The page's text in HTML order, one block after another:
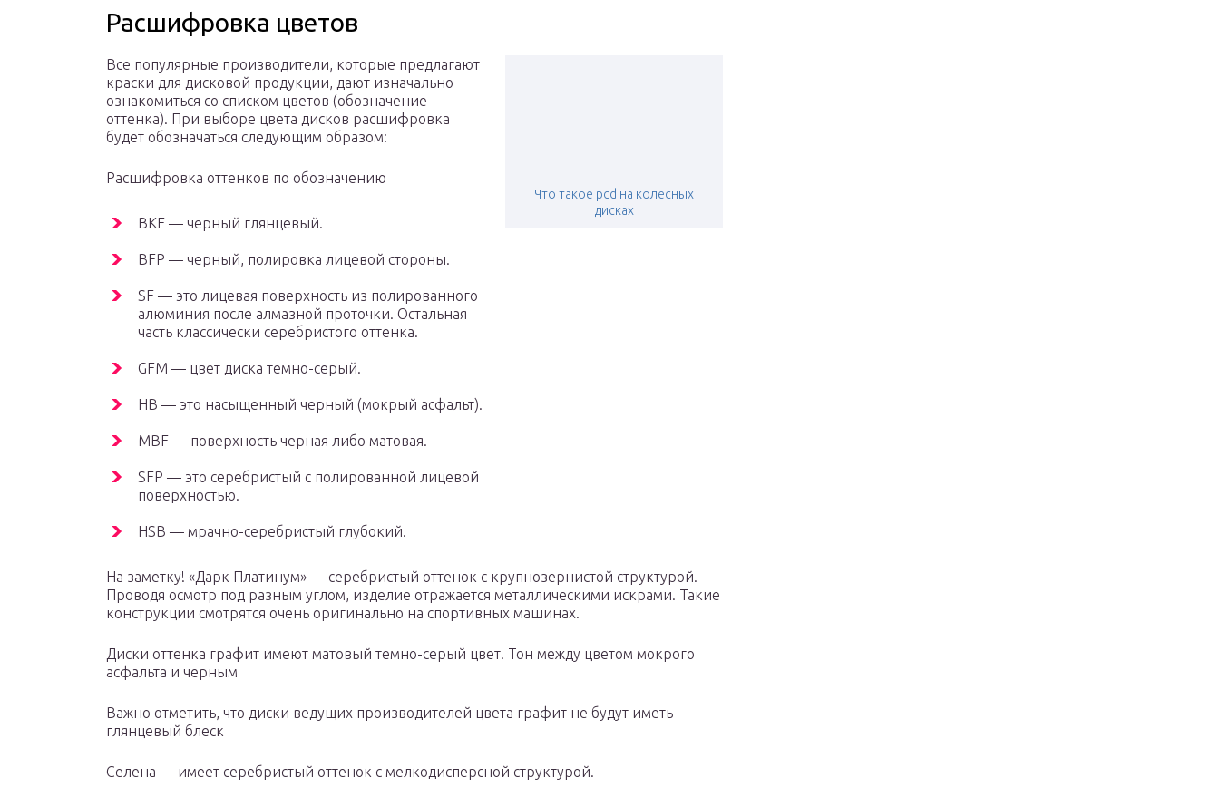
Расшифровка цветов
Что такое pcd на колесных
дисках
Все популярные производители, которые предлагают
краски для дисковой продукции, дают изначально
ознакомиться со списком цветов (обозначение
оттенка). При выборе цвета дисков расшифровка
будет обозначаться следующим образом:
Расшифровка оттенков по обозначению
BKF — черный глянцевый.
BFP — черный, полировка лицевой стороны.
SF — это лицевая поверхность из полированного
алюминия после алмазной проточки. Остальная
часть классически серебристого оттенка.
GFM — цвет диска темно-серый.
HB — это насыщенный черный (мокрый асфальт).
MBF — поверхность черная либо матовая.
SFP — это серебристый с полированной лицевой
поверхностью.
HSB — мрачно-серебристый глубокий.
На заметку! «Дарк Платинум» — серебристый оттенок с крупнозернистой структурой.
Проводя осмотр под разным углом, изделие отражается металлическими искрами. Такие
конструкции смотрятся очень оригинально на спортивных машинах.
Диски оттенка графит имеют матовый темно-серый цвет. Тон между цветом мокрого
асфальта и черным
Важно отметить, что диски ведущих производителей цвета графит не будут иметь
глянцевый блеск
Селена — имеет серебристый оттенок с мелкодисперсной структурой.